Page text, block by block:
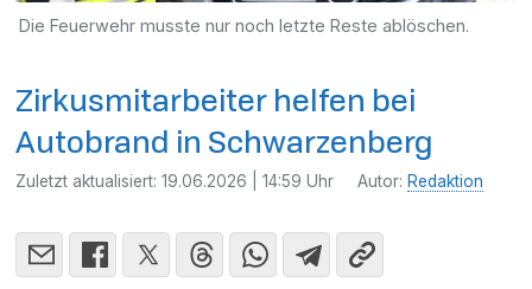
Die Feuerwehr musste nur noch letzte Reste ablöschen.
Zirkusmitarbeiter helfen bei
Autobrand in Schwarzenberg
Zuletzt aktualisiert:19.06.2026 | 14:59 Uhr Autor: Redaktion